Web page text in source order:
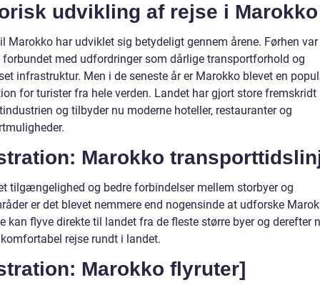
udvikling af rejse i Marokko
Marokko har udviklet sig betydeligt gennem årene. Førhen
med udfordringer som dårlige transportforhold og
infrastruktur. Men i de seneste år er Marokko blevet en
for turister fra hele verden. Landet har gjort store fremskridt
og tilbyder nu moderne hoteller, restauranter og
Marokko
tilgængelighed og bedre forbindelser mellem storbyer og
er det blevet nemmere end nogensinde at udforske
kan flyve direkte til landet fra de fleste større byer og derefter
rejse rundt i landet.
Marokko flyruter]